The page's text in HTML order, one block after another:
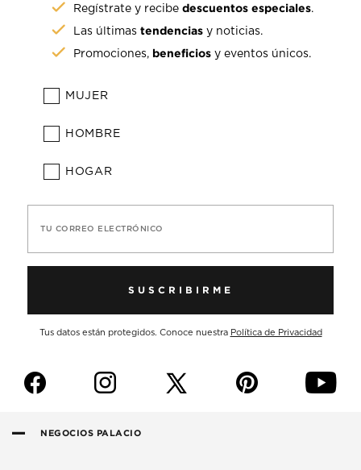
Regístrate y recibedescuentos especiales.
Las últimastendencias y noticias.
Promociones, beneficios y eventos únicos.
MUJER
HOMBRE
HOGAR
TU CORREO ELECTRÓNICO
SUSCRIBIRME
Tus datos están protegidos. Conoce nuestra Política de Privacidad
f i p y
NEGOCIOS PALACIO